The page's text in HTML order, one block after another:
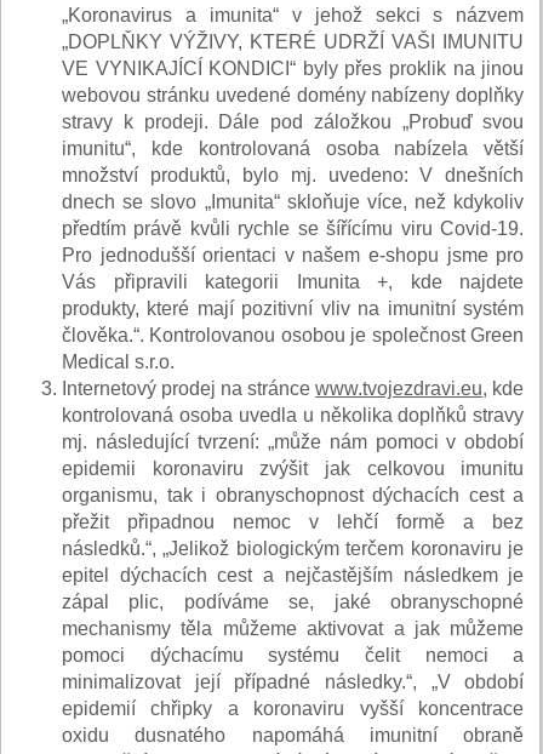
„Koronavirus a imunita“ v jehož sekci s názvem
„DOPLŇKY VÝŽIVY, KTERÉ UDRŽÍ VAŠI IMUNITU
VE VYNIKAJÍCÍ KONDICI“ byly přes proklik na jinou
webovou stránku uvedené domény nabízeny doplňky
stravy k prodeji. Dále pod záložkou „Probuď svou
imunitu“, kde kontrolovaná osoba nabízela větší
množství produktů, bylo mj. uvedeno: V dnešních
dnech se slovo „Imunita“ skloňuje více, než kdykoliv
předtím právě kvůli rychle se šířícímu viru Covid-19.
Pro jednodušší orientaci v našem e-shopu jsme pro
Vás připravili kategorii Imunita +, kde najdete
produkty, které mají pozitivní vliv na imunitní systém
člověka.“. Kontrolovanou osobou je společnost Green
Medical s.r.o.
Internetový prodej na stráncewww.tvojezdravi.eu, kde
kontrolovaná osoba uvedla u několika doplňků stravy
mj. následující tvrzení: „může nám pomoci v období
epidemii koronaviru zvýšit jak celkovou imunitu
organismu, tak i obranyschopnost dýchacích cest a
přežit připadnou nemoc v lehčí formě a bez
následků.“, „Jelikož biologickým terčem koronaviru je
epitel dýchacích cest a nejčastějším následkem je
zápal plic, podíváme se, jaké obranyschopné
mechanismy těla můžeme aktivovat a jak můžeme
pomoci dýchacímu systému čelit nemoci a
minimalizovat její případné následky.“, „V období
epidemií chřipky a koronaviru vyšší koncentrace
oxidu dusnatého napomáhá imunitní obraně